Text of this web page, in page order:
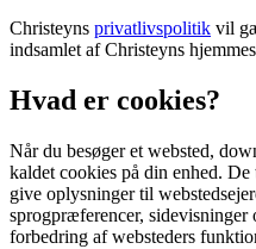
Christeyns privatlivspolitik vil
indsamlet af Christeyns
Hvad er cookies?
Når du besøger et websted,
kaldet cookies på din enhed.
give oplysninger til
sprogpræferencer,
forbedring af websteders